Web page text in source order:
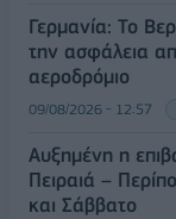
Γερμανία: Το
την ασφάλεια
αεροδρόμιο
09/08/2026 - 12:57
Αυξημένη η
Πειραιά –
και Σάββατο